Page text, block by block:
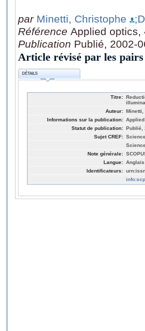
par Minetti, Christophe
Référence Applied optics,
Publication Publié, 2002-
Article révisé par les pairs
DÉTAILS
Titre:
Auteur: Minetti,
Informations sur la publication:
Statut de publication: Publié,
Sujet CREF:
Note générale:
Langue: Anglais
Identificateurs: